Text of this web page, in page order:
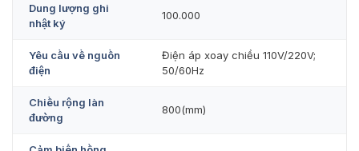
Dung lượng ghi
nhật ký
100.000
Yêu cầu về nguồn
điện
Điện áp xoay chiều 110V/220V;
50/60Hz
Chiều rộng làn
đường
800(mm)